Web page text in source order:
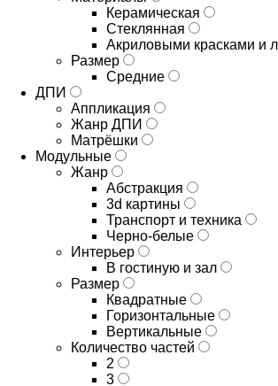
Керамическая
Стеклянная
Акриловыми красками и
Размер
Средние
ДПИ
Аппликация
Жанр ДПИ
Матрёшки
Модульные
Жанр
Абстракция
3d картины
Транспорт и техника
Черно-белые
Интерьер
В гостиную и зал
Размер
Квадратные
Горизонтальные
Вертикальные
Количество частей
2
3